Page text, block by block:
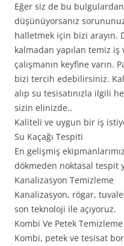
Eğer siz de bu
düşünüyorsanız
halletmek için bizi
kalmadan yapılan temiz
çalışmanın keyfine varın.
bizi tercih edebilirsiniz.
alıp su tesisatınızla ilgili
sizin elinizde..
Kaliteli ve uygun bir iş
Su Kaçağı Tespiti
En gelişmiş
dökmeden noktasal tespit
Kanalizasyon Temizleme
Kanalizasyon, rögar,
son teknoloji ile açıyoruz.
Kombi Ve Petek Temizleme
Kombi, petek ve tesisat